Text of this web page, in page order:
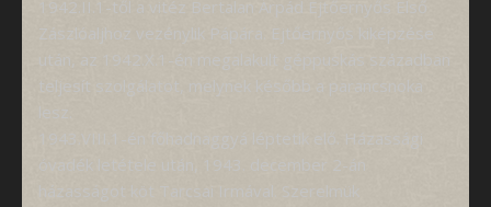
1942.II.1-től a vitéz Bertalan Árpád Ejtőernyős Első
Zászlóaljhoz vezénylik Pápára. Ejtőernyős kiképzése